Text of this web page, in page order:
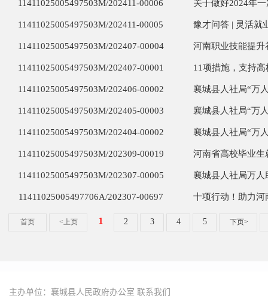
主办单位：襄城县人民政府办公室 联系我们